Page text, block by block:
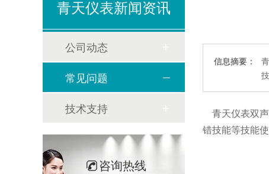
信息摘要：
青天仪表双
错技能等技能
青天仪表新闻资讯
公司动态
常见问题
技术支持
咨询热线